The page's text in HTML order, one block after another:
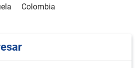
Colombia